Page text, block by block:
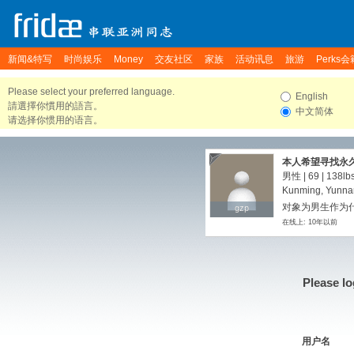
新闻&特写 时尚娱乐 Money 交友社区 家族 活动讯息 旅游 Perks会
Please select your preferred language.
請選擇你慣用的語言。
请选择你惯用的语言。
English
中文简体
gzp
gzp
本人希望寻找永
望一起走过夕阳
男性 | 69 |
Kunming,
对象为男生作为
在线上: 10年以前
Please
用户名